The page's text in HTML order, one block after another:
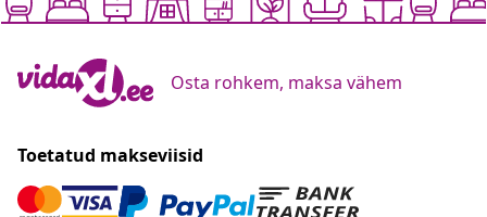
Osta rohkem, maksa vähem
Toetatud makseviisid